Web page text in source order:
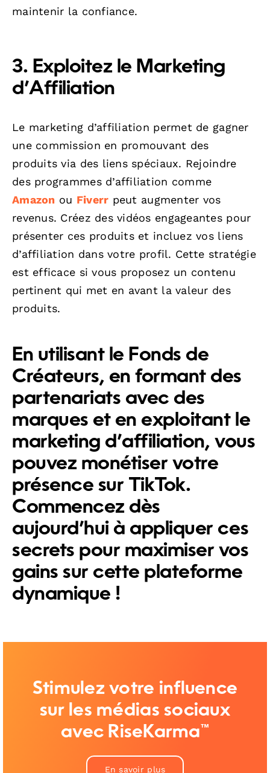
maintenir la confiance.
3. Exploitez le Marketing
d’Affiliation
Le marketing d’affiliation permet de gagner
une commission en promouvant des
produits via des liens spéciaux. Rejoindre
des programmes d’affiliation comme
Amazon ou Fiverr peut augmenter vos
revenus. Créez des vidéos engageantes pour
présenter ces produits et incluez vos liens
d’affiliation dans votre profil. Cette stratégie
est efficace si vous proposez un contenu
pertinent qui met en avant la valeur des
produits.
En utilisant le Fonds de
Créateurs, en formant des
partenariats avec des
marques et en exploitant le
marketing d’affiliation, vous
pouvez monétiser votre
présence sur TikTok.
Commencez dès
aujourd’hui à appliquer ces
secrets pour maximiser vos
gains sur cette plateforme
dynamique !
Stimulez votre influence
sur les médias sociaux
avec RiseKarma™
En savoir plus